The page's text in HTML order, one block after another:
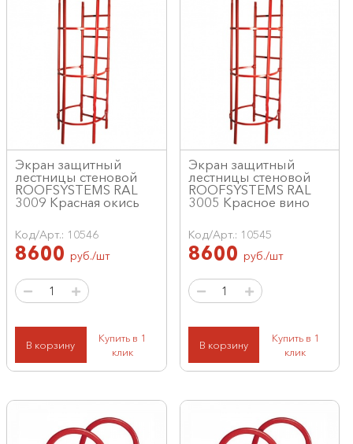
Экран защитный
лестницы стеновой
ROOFSYSTEMS RAL
3009 Красная окись
Код/Арт.: 10546
8600 руб./шт
В корзину
Купить в 1
клик
Экран защитный
лестницы стеновой
ROOFSYSTEMS RAL
3005 Красное вино
Код/Арт.: 10545
8600 руб./шт
В корзину
Купить в 1
клик